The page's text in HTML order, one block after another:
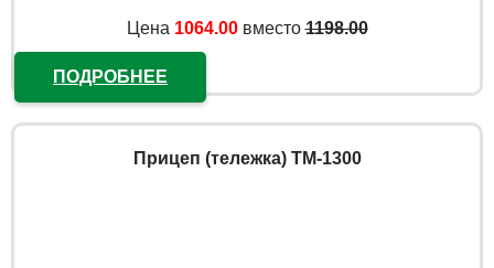
Цена 1064.00вместо1198.00
ПОДРОБНЕЕ
Прицеп (тележка) ТМ-1300